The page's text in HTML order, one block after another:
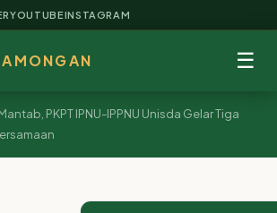
YOUTUBEINSTAGRAM
☰
PKPT IPNU-IPPNU Unisda Gelar Tiga